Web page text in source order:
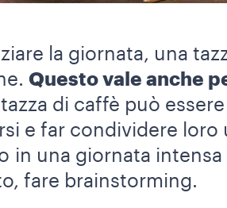
la giornata, una
Questo vale anche
di caffè può
e far condividere loro
in una giornata
fare brainstorming.